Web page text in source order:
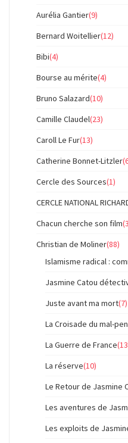
Aurélia Gantier(9)
Bernard Woitellier(12)
Bibi(4)
Bourse au mérite(4)
Bruno Salazard(10)
Camille Claudel(23)
Caroll Le Fur(13)
Catherine Bonnet-Litzler
Cercle des Sources(1)
CERCLE NATIONAL
Chacun cherche son film
Christian de Moliner(88)
Islamisme radical :
Jasmine Catou
Juste avant ma mort(7)
La Croisade du mal-
La Guerre de France
La réserve(10)
Le Retour de Jasmine
Les aventures de
Les exploits de